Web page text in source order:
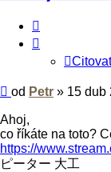
Citovat
Příspěvek
od Petr » 15 dub
Ahoj,
co říkáte na toto?
https://
ピーター 大工